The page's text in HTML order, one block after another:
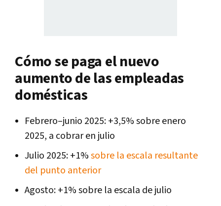
Cómo se paga el nuevo
aumento de las empleadas
domésticas
Febrero–junio 2025: +3,5% sobre enero
2025, a cobrar en julio
Julio 2025: +1%sobre la escala resultante
del punto anterior
Agosto: +1% sobre la escala de julio